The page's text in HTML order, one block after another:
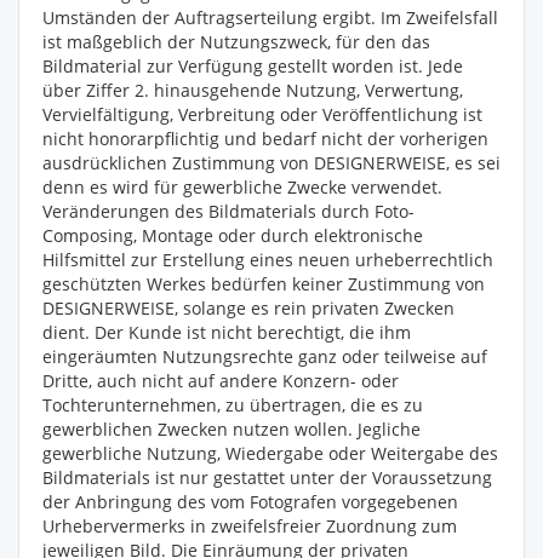
Umständen der Auftragserteilung ergibt. Im Zweifelsfall
ist maßgeblich der Nutzungszweck, für den das
Bildmaterial zur Verfügung gestellt worden ist. Jede
über Ziffer 2. hinausgehende Nutzung, Verwertung,
Vervielfältigung, Verbreitung oder Veröffentlichung ist
nicht honorarpflichtig und bedarf nicht der vorherigen
ausdrücklichen Zustimmung von DESIGNERWEISE, es sei
denn es wird für gewerbliche Zwecke verwendet.
Veränderungen des Bildmaterials durch Foto-
Composing, Montage oder durch elektronische
Hilfsmittel zur Erstellung eines neuen urheberrechtlich
geschützten Werkes bedürfen keiner Zustimmung von
DESIGNERWEISE, solange es rein privaten Zwecken
dient. Der Kunde ist nicht berechtigt, die ihm
eingeräumten Nutzungsrechte ganz oder teilweise auf
Dritte, auch nicht auf andere Konzern- oder
Tochterunternehmen, zu übertragen, die es zu
gewerblichen Zwecken nutzen wollen. Jegliche
gewerbliche Nutzung, Wiedergabe oder Weitergabe des
Bildmaterials ist nur gestattet unter der Voraussetzung
der Anbringung des vom Fotografen vorgegebenen
Urhebervermerks in zweifelsfreier Zuordnung zum
jeweiligen Bild. Die Einräumung der privaten